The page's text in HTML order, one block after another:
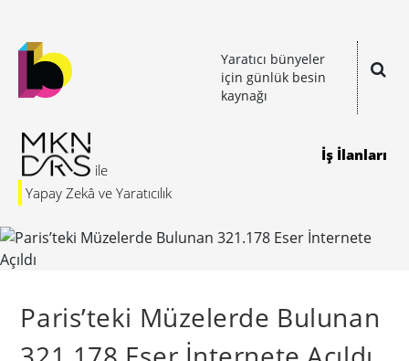
Yaratıcı bünyeler
için günlük besin
kaynağı
Yapay Zekâ ve Yaratıcılık
İş İlanları
Paris’teki Müzelerde Bulunan